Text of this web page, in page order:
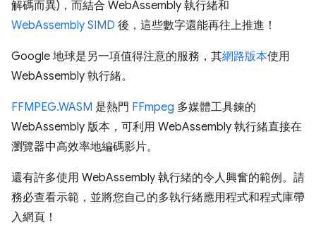
解碼而異)，而結合 WebAssembly 執行緒和
WebAssembly SIMD 後，這些數字還能再往上推進！
Google 地球是另一項值得注意的服務，其網路版本使用
WebAssembly 執行緒。
FFMPEG.WASM 是熱門 FFmpeg 多媒體工具鍊的
WebAssembly 版本，可利用 WebAssembly 執行緒直接在
瀏覽器中高效率地編碼影片。
還有許多使用 WebAssembly 執行緒的令人興奮的範例。請
務必查看示範，並將您自己的多執行緒應用程式和程式庫帶
入網頁！